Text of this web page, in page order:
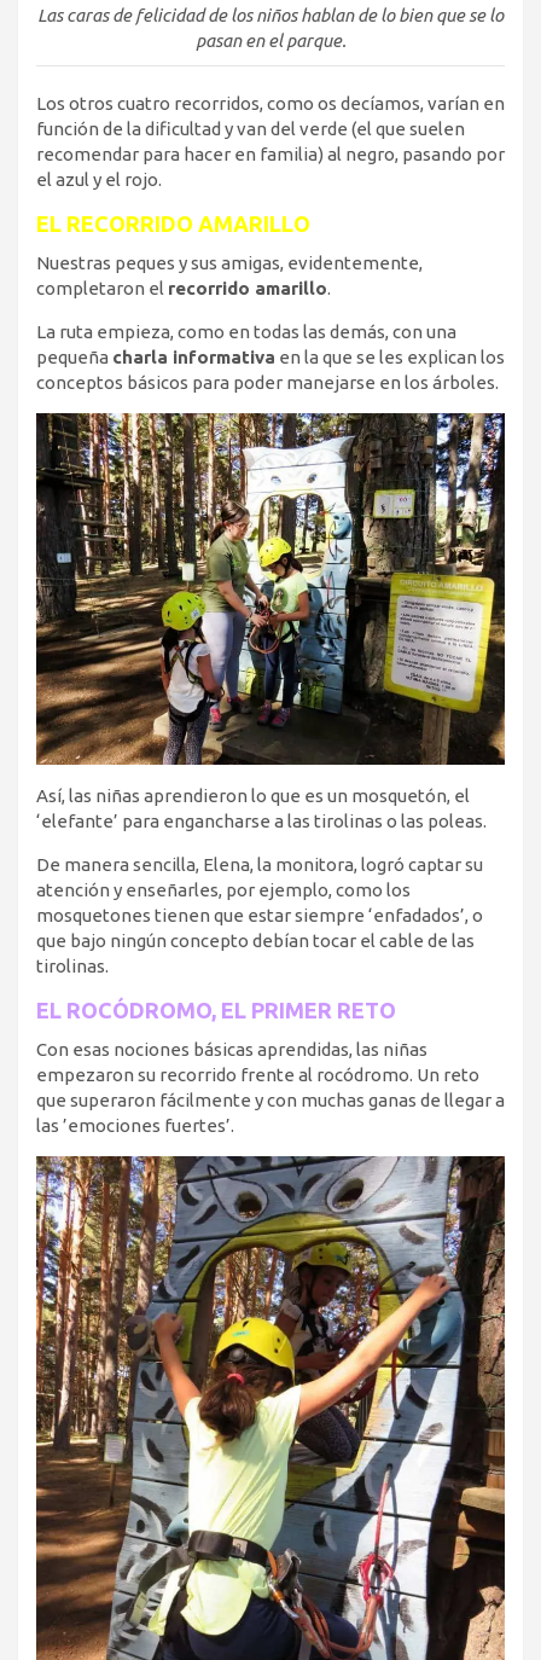
Las caras de felicidad de los niños hablan de lo bien que se lo
pasan en el parque.
Los otros cuatro recorridos, como os decíamos, varían en
función de la dificultad y van del verde (el que suelen
recomendar para hacer en familia) al negro, pasando por
el azul y el rojo.
EL RECORRIDO AMARILLO
Nuestras peques y sus amigas, evidentemente,
completaron el recorrido amarillo.
La ruta empieza, como en todas las demás, con una
pequeña charla informativa en la que se les explican los
conceptos básicos para poder manejarse en los árboles.
Así, las niñas aprendieron lo que es un mosquetón, el
‘elefante’ para engancharse a las tirolinas o las poleas.
De manera sencilla, Elena, la monitora, logró captar su
atención y enseñarles, por ejemplo, como los
mosquetones tienen que estar siempre ‘enfadados’, o
que bajo ningún concepto debían tocar el cable de las
tirolinas.
EL ROCÓDROMO, EL PRIMER RETO
Con esas nociones básicas aprendidas, las niñas
empezaron su recorrido frente al rocódromo. Un reto
que superaron fácilmente y con muchas ganas de llegar a
las ’emociones fuertes’.